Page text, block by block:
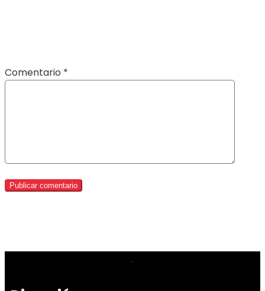
Comentario *